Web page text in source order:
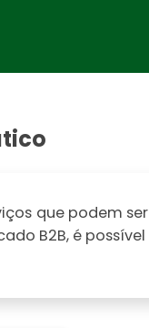
que podem
B2B, é